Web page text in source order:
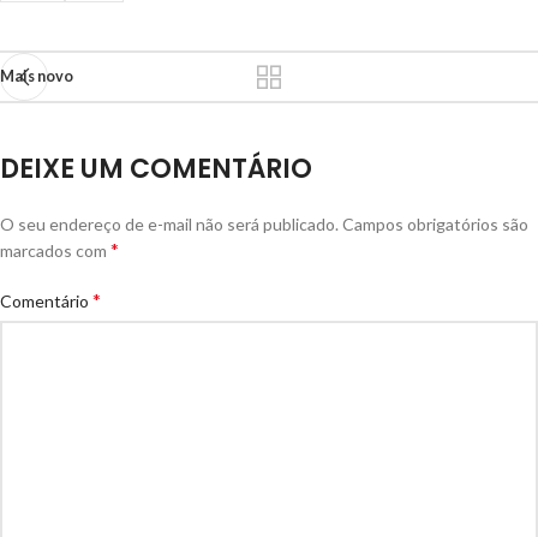
Mais novo
DEIXE UM COMENTÁRIO
O seu endereço de e-mail não será publicado. Campos obrigatórios são
marcados com *
Comentário *
Alternative: